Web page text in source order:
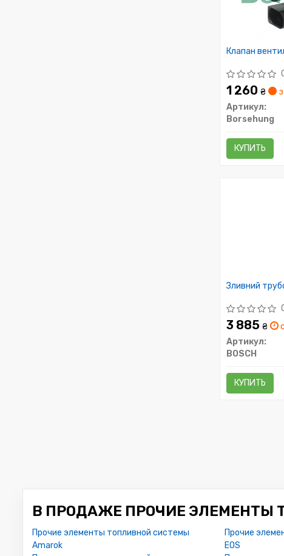
Клапан
1 260 ₴
Артикул:
Borsehung
КУПИТЬ
Зливний
3 885 ₴
Артикул:
BOSCH
КУПИТЬ
В ПРОДАЖЕ ПРОЧИЕ ЭЛЕМЕНТЫ
Прочие элементы топливной системы
Amarok
Прочие
EOS